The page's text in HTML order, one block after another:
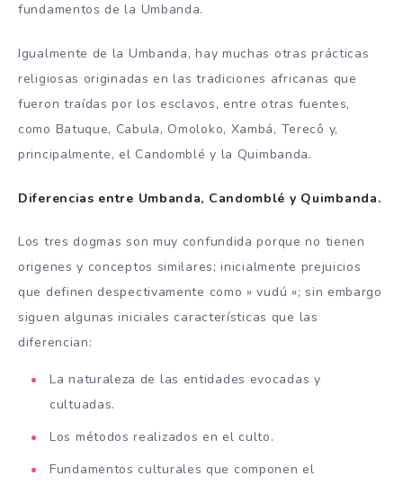
fundamentos de la Umbanda.
Igualmente de la Umbanda, hay muchas otras prácticas
religiosas originadas en las tradiciones africanas que
fueron traídas por los esclavos, entre otras fuentes,
como Batuque, Cabula, Omoloko, Xambá, Terecô y,
principalmente, el Candomblé y la Quimbanda.
Diferencias entre Umbanda, Candomblé y Quimbanda.
Los tres dogmas son muy confundida porque no tienen
origenes y conceptos similares; inicialmente prejuicios
que definen despectivamente como » vudú «; sin embargo
siguen algunas iniciales características que las
diferencian:
La naturaleza de las entidades evocadas y
cultuadas.
Los métodos realizados en el culto.
Fundamentos culturales que componen el